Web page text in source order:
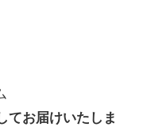
てお届けいたしま